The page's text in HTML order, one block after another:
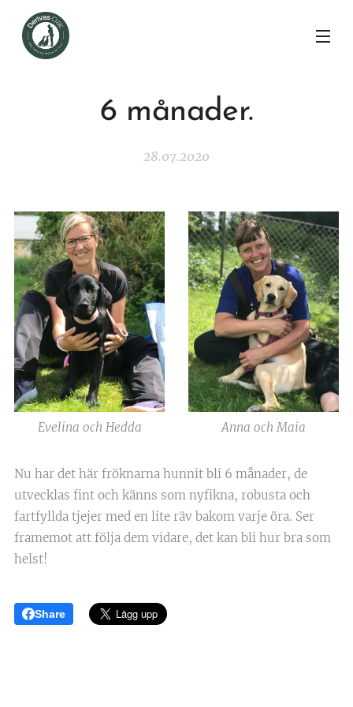
6 månader.
28.07.2020
Evelina och Hedda Anna och Maia
Nu har det här fröknarna hunnit bli 6 månader, de
utvecklas fint och känns som nyfikna, robusta och
fartfyllda tjejer med en lite räv bakom varje öra. Ser
framemot att följa dem vidare, det kan bli hur bra som
helst!
Share